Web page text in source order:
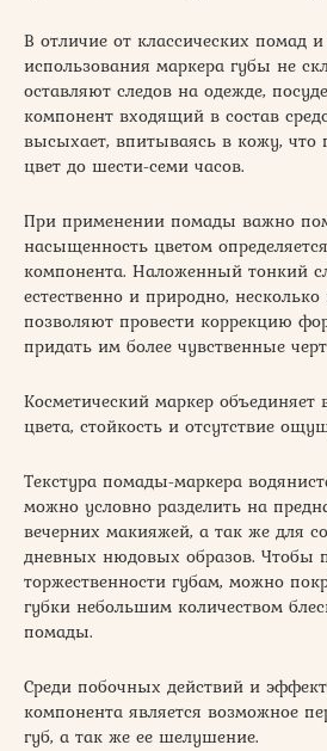
В отличие от классических помад и
использования маркера губы не
оставляют следов на одежде,
компонент входящий в состав
высыхает, впитываясь в кожу, что
цвет до шести-семи часов.
При применении помады важно
насыщенность цветом
компонента. Наложенный тонкий
естественно и природно,
позволяют провести коррекцию
придать им более чувственные
Косметический маркер объединяет
цвета, стойкость и отсутствие
Текстура помады-маркера
можно условно разделить на
вечерних макияжей, а так же для
дневных нюдовых образов. Чтобы
торжественности губам, можно
губки небольшим количеством
помады.
Среди побочных действий и
компонента является возможное
губ, а так же ее шелушение.